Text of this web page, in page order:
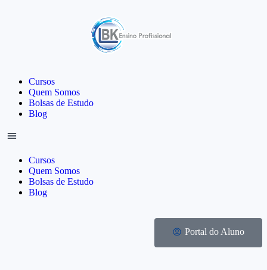
Cursos
Quem Somos
Bolsas de Estudo
Blog
Cursos
Quem Somos
Bolsas de Estudo
Blog
Portal do Aluno